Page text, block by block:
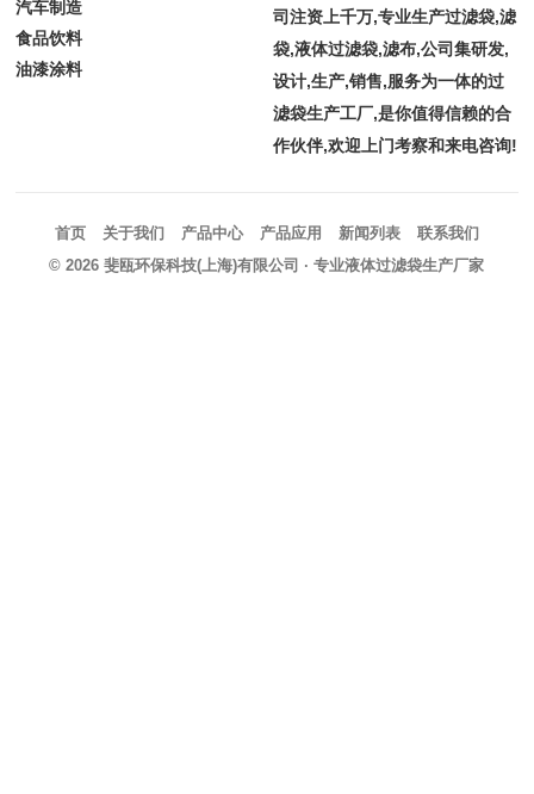
汽车制造
食品饮料
油漆涂料
司注资上千万,专业生产过滤袋,滤
袋,液体过滤袋,滤布,公司集研发,
设计,生产,销售,服务为一体的过
滤袋生产工厂,是你值得信赖的合
作伙伴,欢迎上门考察和来电咨询!
首页 关于我们 产品中心 产品应用 新闻列表
联系我们
© 2026斐瓯环保科技(上海)有限公司 · 专业液体过滤袋生产厂家